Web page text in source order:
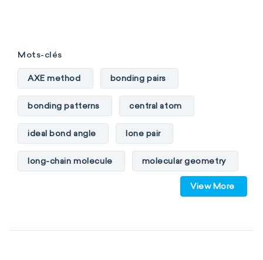
Mots-clés
AXE method bonding pairs
bonding patterns central atom
ideal bond angle lone pair
long-chain molecule molecular geometry
View More